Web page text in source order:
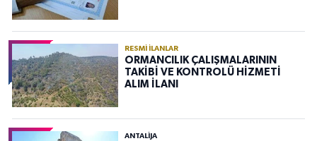
RESMI İLANLAR
ORMANCILIK ÇALIŞMALARININ
TAKİBİ VE KONTROLÜ HİZMETİ
ALIM İLANI
ANTALIJA